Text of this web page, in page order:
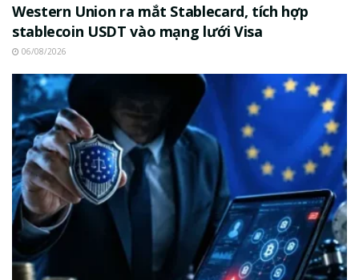
Western Union ra mắt Stablecard, tích hợp
stablecoin USDT vào mạng lưới Visa
06/08/2026